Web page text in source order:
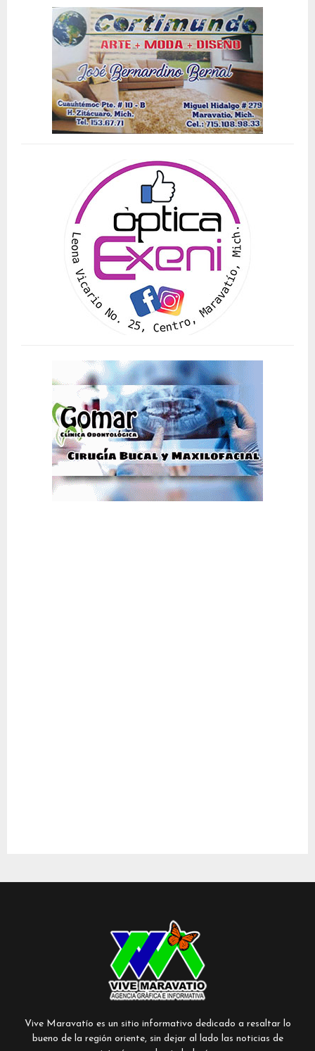
Vive Maravatío es un sitio informativo dedicado a resaltar lo
bueno de la región oriente, sin dejar al lado las noticias de